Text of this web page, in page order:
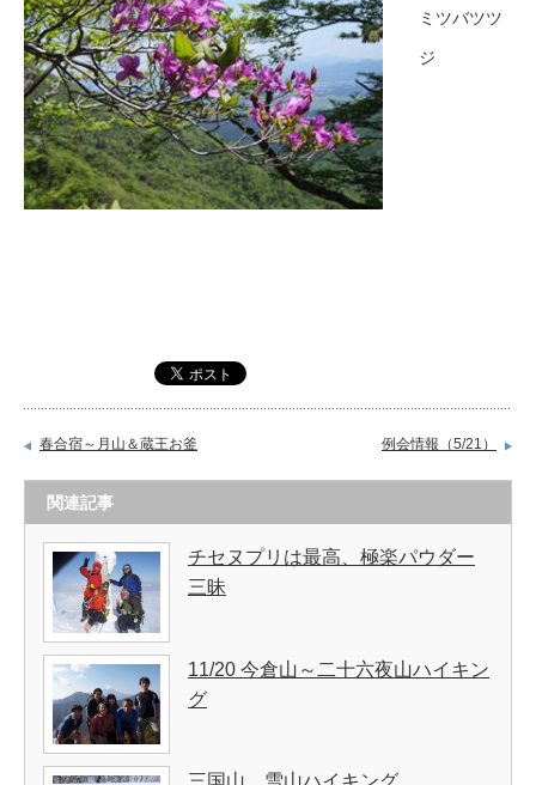
ミツバツツ
ジ
春合宿～月山＆蔵王お釜 例会情報（5/21）
関連記事
チセヌプリは最高、極楽パウダー
三昧
11/20 今倉山～二十六夜山ハイキン
グ